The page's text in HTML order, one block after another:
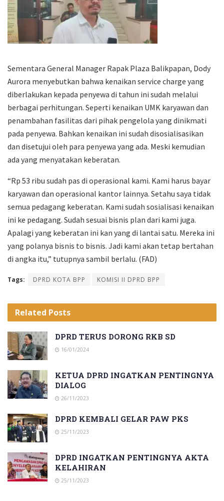
Sementara General Manager Rapak Plaza Balikpapan, Dody
Aurora menyebutkan bahwa kenaikan service charge yang
diberlakukan kepada penyewa di tahun ini sudah melalui
berbagai perhitungan. Seperti kenaikan UMK karyawan dan
penambahan fasilitas dari pihak pengelola yang dinikmati
pada penyewa. Bahkan kenaikan ini sudah disosialisasikan
dan disetujui oleh para penyewa yang ada. Meski kemudian
ada yang menyatakan keberatan.
“Rp 53 ribu sudah pas di operasional kami. Kami harus bayar
karyawan dan operasional kantor lainnya. Setahu saya tidak
semua pedagang keberatan. Kami sudah sosialisasi kenaikan
ini ke pedagang. Sudah sesuai bisnis plan dari kami juga.
Apalagi yang keberatan ini kan yang di lantai satu. Mereka ini
yang polanya bisnis to bisnis. Jadi kami akan tetap bertahan
di angka itu,” tutupnya sambil berlalu. (FAD)
Tags: DPRD KOTA BPP KOMISI II DPRD BPP
Related Posts
DPRD TERUS DORONG RKB SD
16/01/2024
KETUA DPRD INGATKAN PENTINGNYA
DIALOG
26/11/2023
DPRD KEMBALI GELAR PAW PKS
25/11/2023
DPRD INGATKAN PENTINGNYA AKTA
KELAHIRAN
25/11/2023